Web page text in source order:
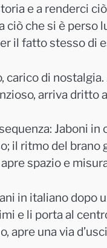
e a renderci
che si è perso
il fatto stesso di
di
arriva dritto
Jaboni in
il ritmo del
spazio e
in italiano dopo
e li porta al
apre una via